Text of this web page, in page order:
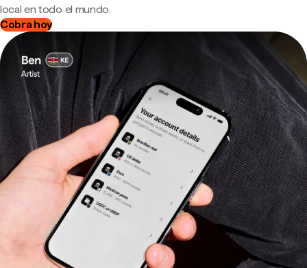
local en todo el mundo.
Cobra hoy